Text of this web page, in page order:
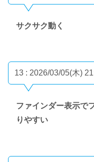
サクサク動く
13 : 2026/03/05(木)
ファインダー表示で
りやすい